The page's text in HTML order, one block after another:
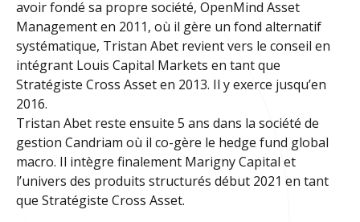
avoir fondé sa propre société, OpenMind Asset
Management en 2011, où il gère un fond alternatif
systématique, Tristan Abet revient vers le conseil en
intégrant Louis Capital Markets en tant que
Stratégiste Cross Asset en 2013. Il y exerce jusqu’en
2016.
Tristan Abet reste ensuite 5 ans dans la société de
gestion Candriam où il co-gère le hedge fund global
macro. Il intègre finalement Marigny Capital et
l’univers des produits structurés début 2021 en tant
que Stratégiste Cross Asset.